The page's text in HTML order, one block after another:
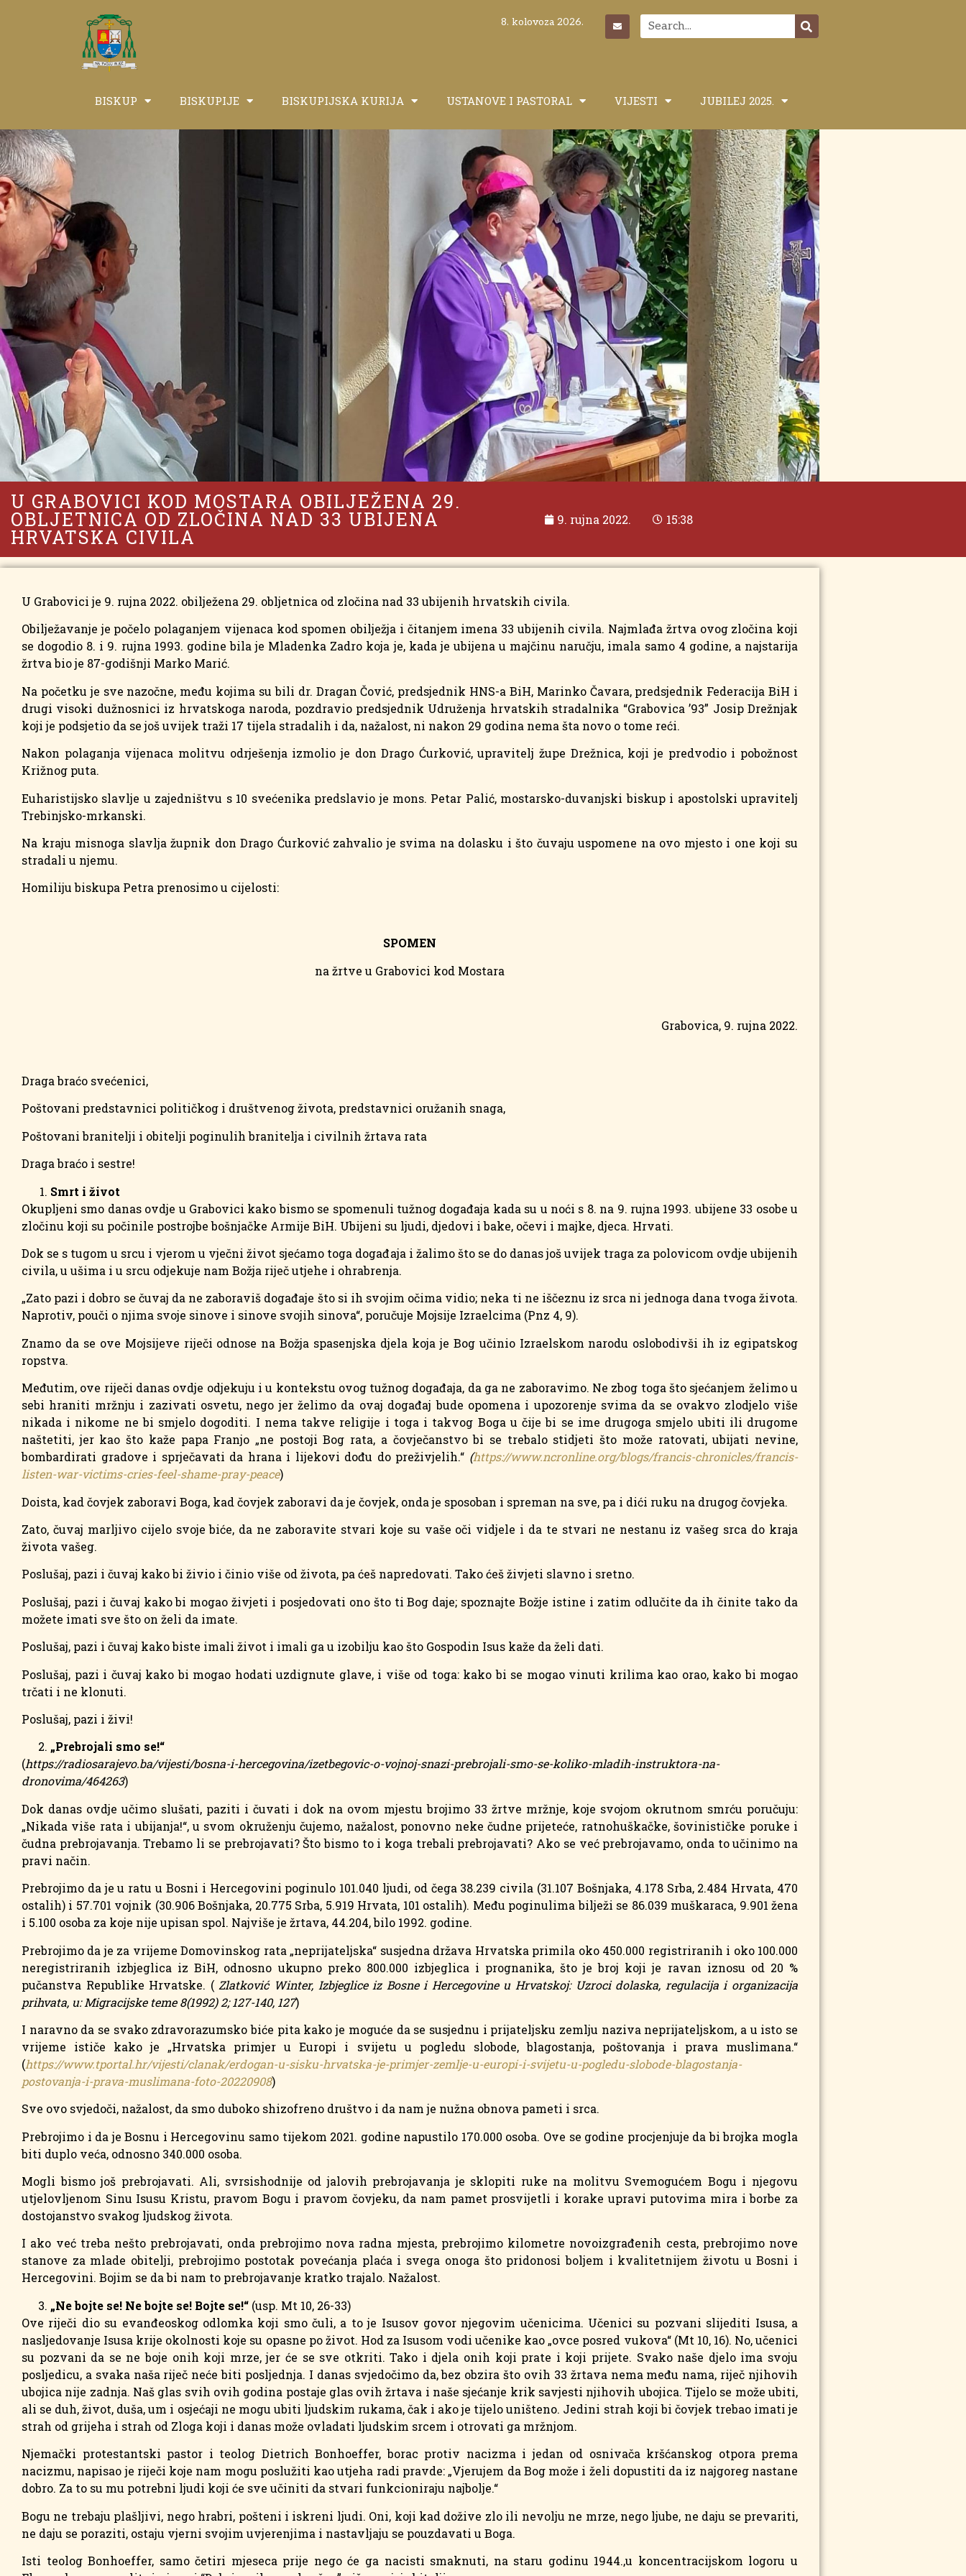
8. kolovoza 2026.
BISKUP BISKUPIJE BISKUPIJSKA KURIJA USTANOVE I PASTORAL VIJESTI JUBILEJ 2025.
U GRABOVICI KOD MOSTARA OBILJEŽENA 29.
OBLJETNICA OD ZLOČINA NAD 33 UBIJENA
HRVATSKA CIVILA
9. rujna 2022. 15:38
U Grabovici je 9. rujna 2022. obilježena 29. obljetnica od zločina nad 33 ubijenih hrvatskih civila.
Obilježavanje je počelo polaganjem vijenaca kod spomen obilježja i čitanjem imena 33 ubijenih civila. Najmlađa žrtva ovog zločina koji
se dogodio 8. i 9. rujna 1993. godine bila je Mladenka Zadro koja je, kada je ubijena u majčinu naručju, imala samo 4 godine, a najstarija
žrtva bio je 87-godišnji Marko Marić.
Na početku je sve nazočne, među kojima su bili dr. Dragan Čović, predsjednik HNS-a BiH, Marinko Čavara, predsjednik Federacija BiH i
drugi visoki dužnosnici iz hrvatskoga naroda, pozdravio predsjednik Udruženja hrvatskih stradalnika “Grabovica ’93” Josip Drežnjak
koji je podsjetio da se još uvijek traži 17 tijela stradalih i da, nažalost, ni nakon 29 godina nema šta novo o tome reći.
Nakon polaganja vijenaca molitvu odrješenja izmolio je don Drago Ćurković, upravitelj župe Drežnica, koji je predvodio i pobožnost
Križnog puta.
Euharistijsko slavlje u zajedništvu s 10 svećenika predslavio je mons. Petar Palić, mostarsko-duvanjski biskup i apostolski upravitelj
Trebinjsko-mrkanski.
Na kraju misnoga slavlja župnik don Drago Ćurković zahvalio je svima na dolasku i što čuvaju uspomene na ovo mjesto i one koji su
stradali u njemu.
Homiliju biskupa Petra prenosimo u cijelosti:
SPOMEN
na žrtve u Grabovici kod Mostara
Grabovica, 9. rujna 2022.
Draga braćo svećenici,
Poštovani predstavnici političkog i društvenog života, predstavnici oružanih snaga,
Poštovani branitelji i obitelji poginulih branitelja i civilnih žrtava rata
Draga braćo i sestre!
Smrt i život
Okupljeni smo danas ovdje u Grabovici kako bismo se spomenuli tužnog događaja kada su u noći s 8. na 9. rujna 1993. ubijene 33 osobe u
zločinu koji su počinile postrojbe bošnjačke Armije BiH. Ubijeni su ljudi, djedovi i bake, očevi i majke, djeca. Hrvati.
Dok se s tugom u srcu i vjerom u vječni život sjećamo toga događaja i žalimo što se do danas još uvijek traga za polovicom ovdje ubijenih
civila, u ušima i u srcu odjekuje nam Božja riječ utjehe i ohrabrenja.
„Zato pazi i dobro se čuvaj da ne zaboraviš događaje što si ih svojim očima vidio; neka ti ne iščeznu iz srca ni jednoga dana tvoga života.
Naprotiv, pouči o njima svoje sinove i sinove svojih sinova“, poručuje Mojsije Izraelcima (Pnz 4, 9).
Znamo da se ove Mojsijeve riječi odnose na Božja spasenjska djela koja je Bog učinio Izraelskom narodu oslobodivši ih iz egipatskog
ropstva.
Međutim, ove riječi danas ovdje odjekuju i u kontekstu ovog tužnog događaja, da ga ne zaboravimo. Ne zbog toga što sjećanjem želimo u
sebi hraniti mržnju i zazivati osvetu, nego jer želimo da ovaj događaj bude opomena i upozorenje svima da se ovakvo zlodjelo više
nikada i nikome ne bi smjelo dogoditi. I nema takve religije i toga i takvog Boga u čije bi se ime drugoga smjelo ubiti ili drugome
naštetiti, jer kao što kaže papa Franjo „ne postoji Bog rata, a čovječanstvo bi se trebalo stidjeti što može ratovati, ubijati nevine,
bombardirati gradove i sprječavati da hrana i lijekovi dođu do preživjelih.“ (https://www.ncronline.org/blogs/francis-chronicles/francis-
listen-war-victims-cries-feel-shame-pray-peace)
Doista, kad čovjek zaboravi Boga, kad čovjek zaboravi da je čovjek, onda je sposoban i spreman na sve, pa i dići ruku na drugog čovjeka.
Zato, čuvaj marljivo cijelo svoje biće, da ne zaboravite stvari koje su vaše oči vidjele i da te stvari ne nestanu iz vašeg srca do kraja
života vašeg.
Poslušaj, pazi i čuvaj kako bi živio i činio više od života, pa ćeš napredovati. Tako ćeš živjeti slavno i sretno.
Poslušaj, pazi i čuvaj kako bi mogao živjeti i posjedovati ono što ti Bog daje; spoznajte Božje istine i zatim odlučite da ih činite tako da
možete imati sve što on želi da imate.
Poslušaj, pazi i čuvaj kako biste imali život i imali ga u izobilju kao što Gospodin Isus kaže da želi dati.
Poslušaj, pazi i čuvaj kako bi mogao hodati uzdignute glave, i više od toga: kako bi se mogao vinuti krilima kao orao, kako bi mogao
trčati i ne klonuti.
Poslušaj, pazi i živi!
„Prebrojali smo se!“
(https://radiosarajevo.ba/vijesti/bosna-i-hercegovina/izetbegovic-o-vojnoj-snazi-prebrojali-smo-se-koliko-mladih-instruktora-na-
dronovima/464263)
Dok danas ovdje učimo slušati, paziti i čuvati i dok na ovom mjestu brojimo 33 žrtve mržnje, koje svojom okrutnom smrću poručuju:
„Nikada više rata i ubijanja!“, u svom okruženju čujemo, nažalost, ponovno neke čudne prijeteće, ratnohuškačke, šovinističke poruke i
čudna prebrojavanja. Trebamo li se prebrojavati? Što bismo to i koga trebali prebrojavati? Ako se već prebrojavamo, onda to učinimo na
pravi način.
Prebrojimo da je u ratu u Bosni i Hercegovini poginulo 101.040 ljudi, od čega 38.239 civila (31.107 Bošnjaka, 4.178 Srba, 2.484 Hrvata, 470
ostalih) i 57.701 vojnik (30.906 Bošnjaka, 20.775 Srba, 5.919 Hrvata, 101 ostalih). Među poginulima bilježi se 86.039 muškaraca, 9.901 žena
i 5.100 osoba za koje nije upisan spol. Najviše je žrtava, 44.204, bilo 1992. godine.
Prebrojimo da je za vrijeme Domovinskog rata „neprijateljska“ susjedna država Hrvatska primila oko 450.000 registriranih i oko 100.000
neregistriranih izbjeglica iz BiH, odnosno ukupno preko 800.000 izbjeglica i prognanika, što je broj koji je ravan iznosu od 20 %
pučanstva Republike Hrvatske. (Zlatković Winter, Izbjeglice iz Bosne i Hercegovine u Hrvatskoj: Uzroci dolaska, regulacija i organizacija
prihvata, u: Migracijske teme 8(1992) 2; 127-140, 127)
I naravno da se svako zdravorazumsko biće pita kako je moguće da se susjednu i prijateljsku zemlju naziva neprijateljskom, a u isto se
vrijeme ističe kako je „Hrvatska primjer u Europi i svijetu u pogledu slobode, blagostanja, poštovanja i prava muslimana.“
(https://www.tportal.hr/vijesti/clanak/erdogan-u-sisku-hrvatska-je-primjer-zemlje-u-europi-i-svijetu-u-pogledu-slobode-blagostanja-
postovanja-i-prava-muslimana-foto-20220908)
Sve ovo svjedoči, nažalost, da smo duboko shizofreno društvo i da nam je nužna obnova pameti i srca.
Prebrojimo i da je Bosnu i Hercegovinu samo tijekom 2021. godine napustilo 170.000 osoba. Ove se godine procjenjuje da bi brojka mogla
biti duplo veća, odnosno 340.000 osoba.
Mogli bismo još prebrojavati. Ali, svrsishodnije od jalovih prebrojavanja je sklopiti ruke na molitvu Svemogućem Bogu i njegovu
utjelovljenom Sinu Isusu Kristu, pravom Bogu i pravom čovjeku, da nam pamet prosvijetli i korake upravi putovima mira i borbe za
dostojanstvo svakog ljudskog života.
I ako već treba nešto prebrojavati, onda prebrojimo nova radna mjesta, prebrojimo kilometre novoizgrađenih cesta, prebrojimo nove
stanove za mlade obitelji, prebrojimo postotak povećanja plaća i svega onoga što pridonosi boljem i kvalitetnijem životu u Bosni i
Hercegovini. Bojim se da bi nam to prebrojavanje kratko trajalo. Nažalost.
„Ne bojte se! Ne bojte se! Bojte se!“ (usp. Mt 10, 26-33)
Ove riječi dio su evanđeoskog odlomka koji smo čuli, a to je Isusov govor njegovim učenicima. Učenici su pozvani slijediti Isusa, a
nasljedovanje Isusa krije okolnosti koje su opasne po život. Hod za Isusom vodi učenike kao „ovce posred vukova“ (Mt 10, 16). No, učenici
su pozvani da se ne boje onih koji mrze, jer će se sve otkriti. Tako i djela onih koji prate i koji prijete. Svako naše djelo ima svoju
posljedicu, a svaka naša riječ neće biti posljednja. I danas svjedočimo da, bez obzira što ovih 33 žrtava nema među nama, riječ njihovih
ubojica nije zadnja. Naš glas svih ovih godina postaje glas ovih žrtava i naše sjećanje krik savjesti njihovih ubojica. Tijelo se može ubiti,
ali se duh, život, duša, um i osjećaji ne mogu ubiti ljudskim rukama, čak i ako je tijelo uništeno. Jedini strah koji bi čovjek trebao imati je
strah od grijeha i strah od Zloga koji i danas može ovladati ljudskim srcem i otrovati ga mržnjom.
Njemački protestantski pastor i teolog Dietrich Bonhoeffer, borac protiv nacizma i jedan od osnivača kršćanskog otpora prema
nacizmu, napisao je riječi koje nam mogu poslužiti kao utjeha radi pravde: „Vjerujem da Bog može i želi dopustiti da iz najgoreg nastane
dobro. Za to su mu potrebni ljudi koji će sve učiniti da stvari funkcioniraju najbolje.“
Bogu ne trebaju plašljivi, nego hrabri, pošteni i iskreni ljudi. Oni, koji kad dožive zlo ili nevolju ne mrze, nego ljube, ne daju se prevariti,
ne daju se poraziti, ostaju vjerni svojim uvjerenjima i nastavljaju se pouzdavati u Boga.
Isti teolog Bonhoeffer, samo četiri mjeseca prije nego će ga nacisti smaknuti, na staru godinu 1944.,u koncentracijskom logoru u